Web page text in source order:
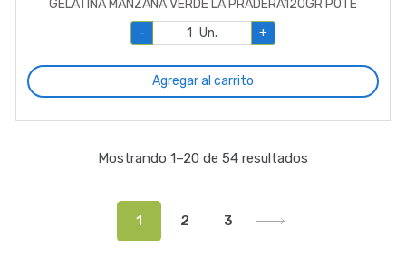
GELATINA MANZANA VERDE LA PRADERA120GR POTE
-
Un. +
Agregar al carrito
Mostrando 1–20 de 54 resultados
1 2 3